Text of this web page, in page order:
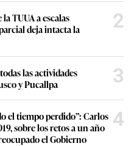
TUUA a escalas
deja intacta la
2
las actividades
y Pucallpa
3
el tiempo perdido”: Carlos
sobre los retos a un año
el Gobierno
4